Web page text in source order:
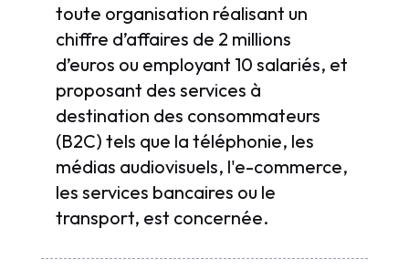
toute organisation réalisant un
chiffre d’affaires de 2 millions
d’euros ou employant 10 salariés, et
proposant des services à
destination des consommateurs
(B2C) tels que la téléphonie, les
médias audiovisuels, l'e-commerce,
les services bancaires ou le
transport, est concernée.